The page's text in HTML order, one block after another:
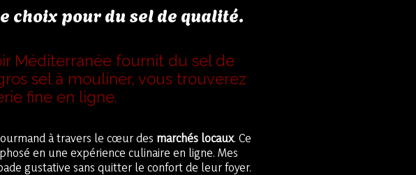
pour du sel de qualité.
Méditerranée fournit du sel de
sel à mouliner, vous trouverez
fine en ligne.
à travers le cœur des marchés locaux. Ce
en une expérience culinaire en ligne. Mes
gustative sans quitter le confort de leur foyer.